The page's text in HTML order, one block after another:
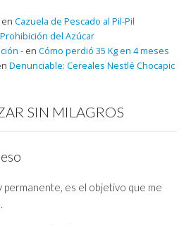
en Cazuela de Pescado al Pil-Pil
del Azúcar
- en Cómo perdió 35 Kg en 4 meses
Denunciable: Cereales Nestlé Chocapic
SIN MILAGROS
permanente, es el objetivo que me